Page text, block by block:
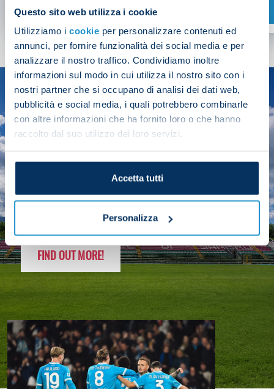
Questo sito web utilizza i cookie
Utilizziamo i cookie per personalizzare contenuti ed
annunci, per fornire funzionalità dei social media e per
analizzare il nostro traffico. Condividiamo inoltre
informazioni sul modo in cui utilizza il nostro sito con i
nostri partner che si occupano di analisi dei dati web,
pubblicità e social media, i quali potrebbero combinarle
con altre informazioni che ha fornito loro o che hanno
raccolto dal suo utilizzo dei loro servizi.
Accetta tutti
Personalizza
SHOP NOW
SEASON
2025/26
FOLLOW THE CHAMPS' JOURNEY
FIND OUT MORE!